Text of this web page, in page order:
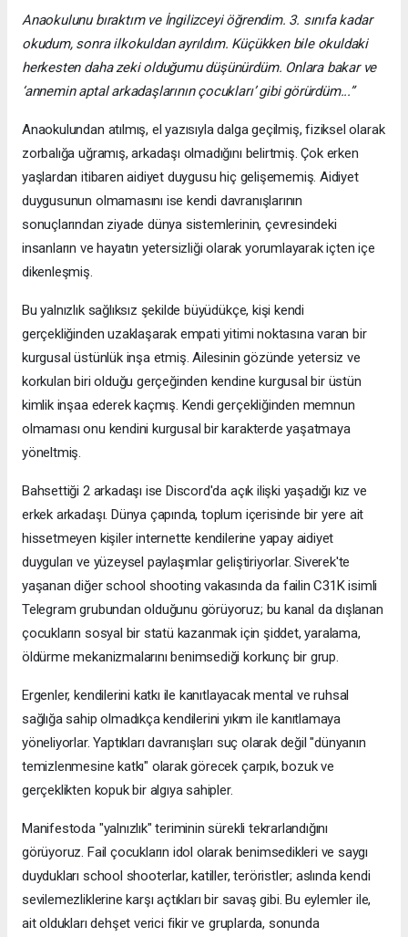
Anaokulunu bıraktım ve İngilizceyi öğrendim. 3. sınıfa kadar
okudum, sonra ilkokuldan ayrıldım. Küçükken bile okuldaki
herkesten daha zeki olduğumu düşünürdüm. Onlara bakar ve
‘annemin aptal arkadaşlarının çocukları’ gibi görürdüm...”
Anaokulundan atılmış, el yazısıyla dalga geçilmiş, fiziksel olarak
zorbalığa uğramış, arkadaşı olmadığını belirtmiş. Çok erken
yaşlardan itibaren aidiyet duygusu hiç gelişememiş. Aidiyet
duygusunun olmamasını ise kendi davranışlarının
sonuçlarından ziyade dünya sistemlerinin, çevresindeki
insanların ve hayatın yetersizliği olarak yorumlayarak içten içe
dikenleşmiş.
Bu yalnızlık sağlıksız şekilde büyüdükçe, kişi kendi
gerçekliğinden uzaklaşarak empati yitimi noktasına varan bir
kurgusal üstünlük inşa etmiş. Ailesinin gözünde yetersiz ve
korkulan biri olduğu gerçeğinden kendine kurgusal bir üstün
kimlik inşaa ederek kaçmış. Kendi gerçekliğinden memnun
olmaması onu kendini kurgusal bir karakterde yaşatmaya
yöneltmiş.
Bahsettiği 2 arkadaşı ise Discord'da açık ilişki yaşadığı kız ve
erkek arkadaşı. Dünya çapında, toplum içerisinde bir yere ait
hissetmeyen kişiler internette kendilerine yapay aidiyet
duyguları ve yüzeysel paylaşımlar geliştiriyorlar. Siverek'te
yaşanan diğer school shooting vakasında da failin C31K isimli
Telegram grubundan olduğunu görüyoruz; bu kanal da dışlanan
çocukların sosyal bir statü kazanmak için şiddet, yaralama,
öldürme mekanizmalarını benimsediği korkunç bir grup.
Ergenler, kendilerini katkı ile kanıtlayacak mental ve ruhsal
sağlığa sahip olmadıkça kendilerini yıkım ile kanıtlamaya
yöneliyorlar. Yaptıkları davranışları suç olarak değil "dünyanın
temizlenmesine katkı" olarak görecek çarpık, bozuk ve
gerçeklikten kopuk bir algıya sahipler.
Manifestoda "yalnızlık" teriminin sürekli tekrarlandığını
görüyoruz. Fail çocukların idol olarak benimsedikleri ve saygı
duydukları school shooterlar, katiller, teröristler; aslında kendi
sevilemezliklerine karşı açtıkları bir savaş gibi. Bu eylemler ile,
ait oldukları dehşet verici fikir ve gruplarda, sonunda